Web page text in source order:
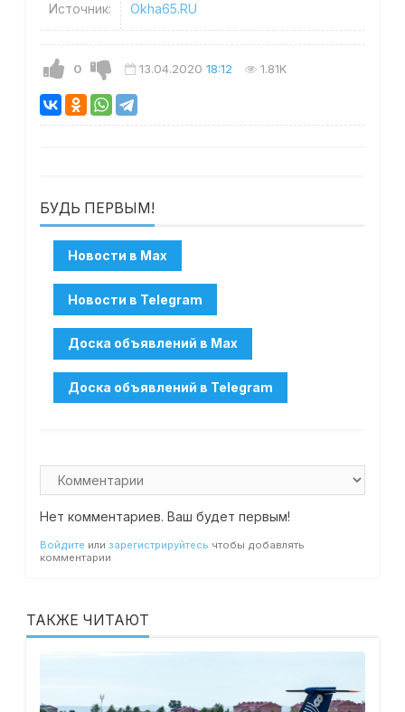
Источник: Okha65.RU
0 13.04.2020 18:12 1.81K
БУДЬ ПЕРВЫМ!
Нет комментариев. Ваш будет первым!
Войдите или зарегистрируйтесь чтобы добавлять
комментарии
ТАКЖЕ ЧИТАЮТ